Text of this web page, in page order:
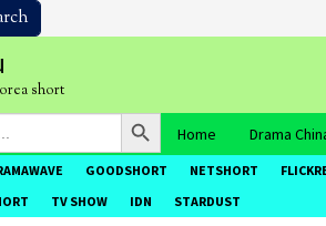
short
Search Button
Home Drama
GOODSHORT NETSHORT
TV SHOW IDN STARDUST